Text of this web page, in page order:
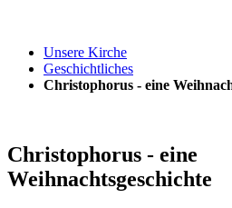
Unsere Kirche
Geschichtliches
Christophorus - eine
Christophorus - eine
Weihnachtsgeschichte